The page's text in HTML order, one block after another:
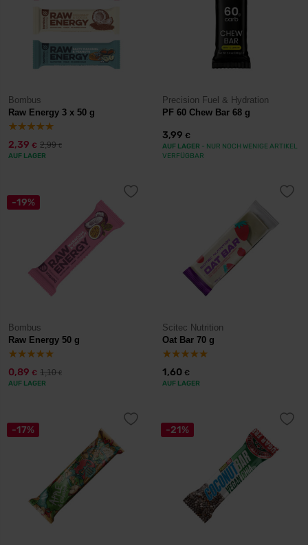
Bombus
Raw Energy 3 x 50 g
2,39 € 2,99€
AUF LAGER
Precision Fuel & Hydration
PF 60 Chew Bar 68 g
3,99 €
AUF LAGER - NUR NOCH WENIGE ARTIKEL
VERFÜGBAR
-19%
Bombus
Raw Energy 50 g
0,89 € 1,10€
AUF LAGER
Scitec Nutrition
Oat Bar 70 g
1,60 €
AUF LAGER
-17% -21%